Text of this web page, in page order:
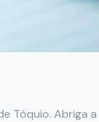
Tóquio. Abriga a